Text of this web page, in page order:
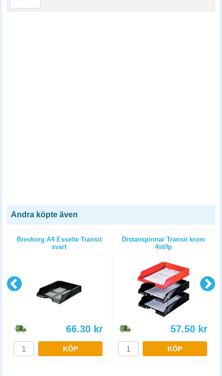
Andra köpte även
Brevkorg A4 Esselte Transit
svart
66.30 kr
KÖP
Distanspinnar Transit krom
4st/fp
57.50 kr
KÖP